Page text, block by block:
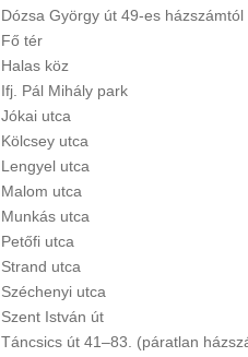
Dózsa György út 49-es
Fő tér
Halas köz
Ifj. Pál Mihály park
Jókai utca
Kölcsey utca
Lengyel utca
Malom utca
Munkás utca
Petőfi utca
Strand utca
Széchenyi utca
Szent István út
Táncsics út 41–83. (páratlan